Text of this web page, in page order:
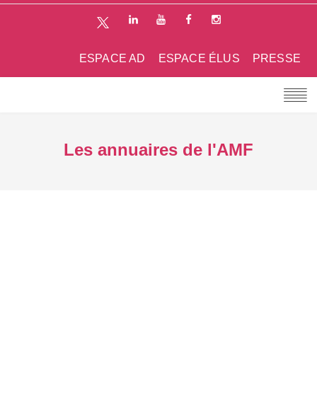
PRESSE
ESPACE ÉLUS
ESPACE AD
Les annuaires de l'AMF